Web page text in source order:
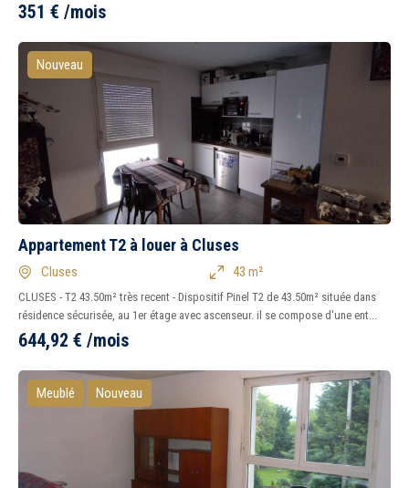
351 € /mois
Nouveau
Appartement T2 à louer à Cluses
Cluses 43 m²
CLUSES - T2 43.50m² très recent - Dispositif Pinel T2 de 43.50m² située dans
résidence sécurisée, au 1er étage avec ascenseur. il se compose d'une ent...
644,92 € /mois
Meublé Nouveau